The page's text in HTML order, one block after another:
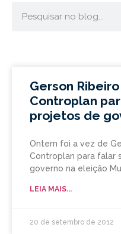
Gerson
Controplan
projetos de
Ontem foi a vez de
Controplan para falar
governo na eleição
LEIA MAIS...
20 de setembro de 2012